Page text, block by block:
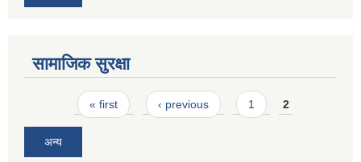
सामाजिक सुरक्षा
Pages« first ‹ previous 1 2
अन्य